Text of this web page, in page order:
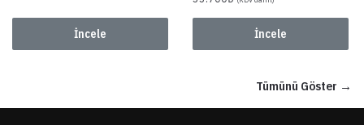
İncele İncele
Tümünü Göster →